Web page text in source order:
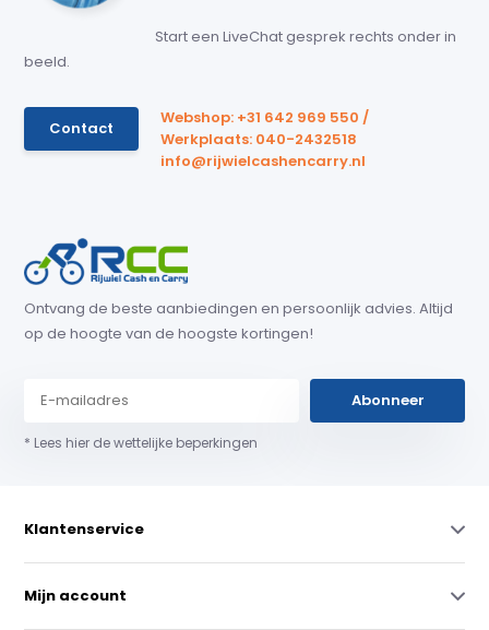
Start een LiveChat gesprek rechts onder in
beeld.
Contact
Webshop: +31 642 969 550 /
Werkplaats: 040-2432518
info@rijwielcashencarry.nl
Ontvang de beste aanbiedingen en persoonlijk advies. Altijd
op de hoogte van de hoogste kortingen!
Abonneer
* Lees hier de wettelijke beperkingen
Klantenservice
Mijn account